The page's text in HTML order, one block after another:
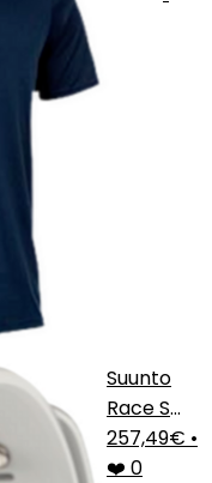
Suunto
Race S
AMOLED
257,49€ •
❤️ 0